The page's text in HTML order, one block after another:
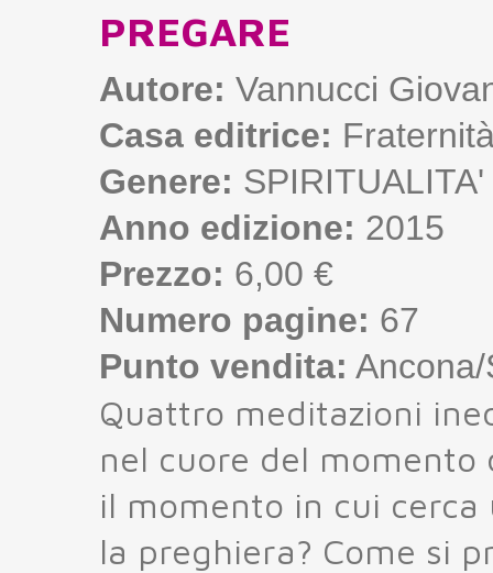
PREGARE
Autore: Vannucci
Casa editrice:
Genere: SPIRITUALITA'
Anno edizione: 2015
Prezzo: 6,00 €
Numero pagine: 67
Punto vendita:
Quattro meditazioni
nel cuore del
il momento in cui
la preghiera? Come si